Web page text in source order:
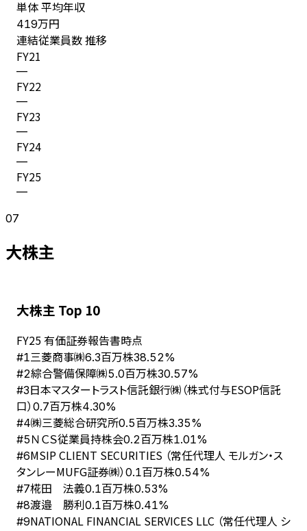
単体 平均年収
419万円
連結従業員数 推移
FY21
—
FY22
—
FY23
—
FY24
—
FY25
—
07
大株主
大株主 Top 10
FY25 有価証券報告書時点
#1三菱商事㈱6.3百万株38.52%
#2綜合警備保障㈱5.0百万株30.57%
#3日本マスタートラスト信託銀行㈱（株式付与ESOP信託
口） 0.7百万株4.30%
#4㈱三菱総合研究所0.5百万株3.35%
#5 ＮＣＳ従業員持株会0.2百万株1.01%
#6MSIP CLIENT SECURITIES （常任代理人 モルガン・ス
タンレーMUFG証券㈱） 0.1百万株0.54%
#7椛田 法義0.1百万株0.53%
#8渡邉 勝利0.1百万株0.41%
#9NATIONAL FINANCIAL SERVICES LLC （常任代理人 シ